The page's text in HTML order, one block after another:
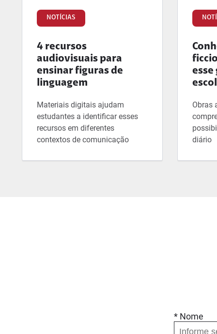
NOTÍCIAS
4 recursos
audiovisuais para
ensinar figuras de
linguagem
Materiais digitais ajudam
estudantes a identificar esses
recursos em diferentes
contextos de comunicação
Obras
diário
* Nome